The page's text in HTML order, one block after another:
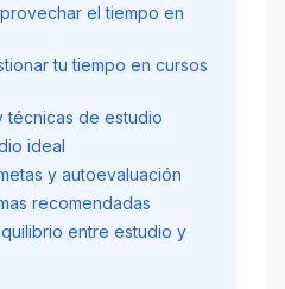
el tiempo en
tu tiempo en cursos
técnicas de estudio
ideal
y autoevaluación
recomendadas
entre estudio y